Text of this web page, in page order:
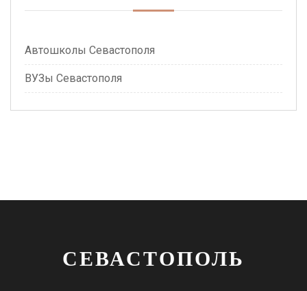
Автошколы Севастополя
ВУЗы Севастополя
СЕВАСТОПОЛЬ